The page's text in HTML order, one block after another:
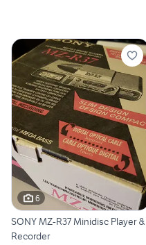
6
SONY MZ-R37 Minidisc Player &
Recorder